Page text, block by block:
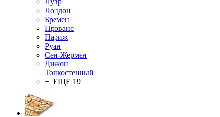
Лувр
Лондон
Бремен
Прованс
Париж
Руан
Сен-Жермен
Дижон
Тонкостенный
+ ЕЩЕ 19